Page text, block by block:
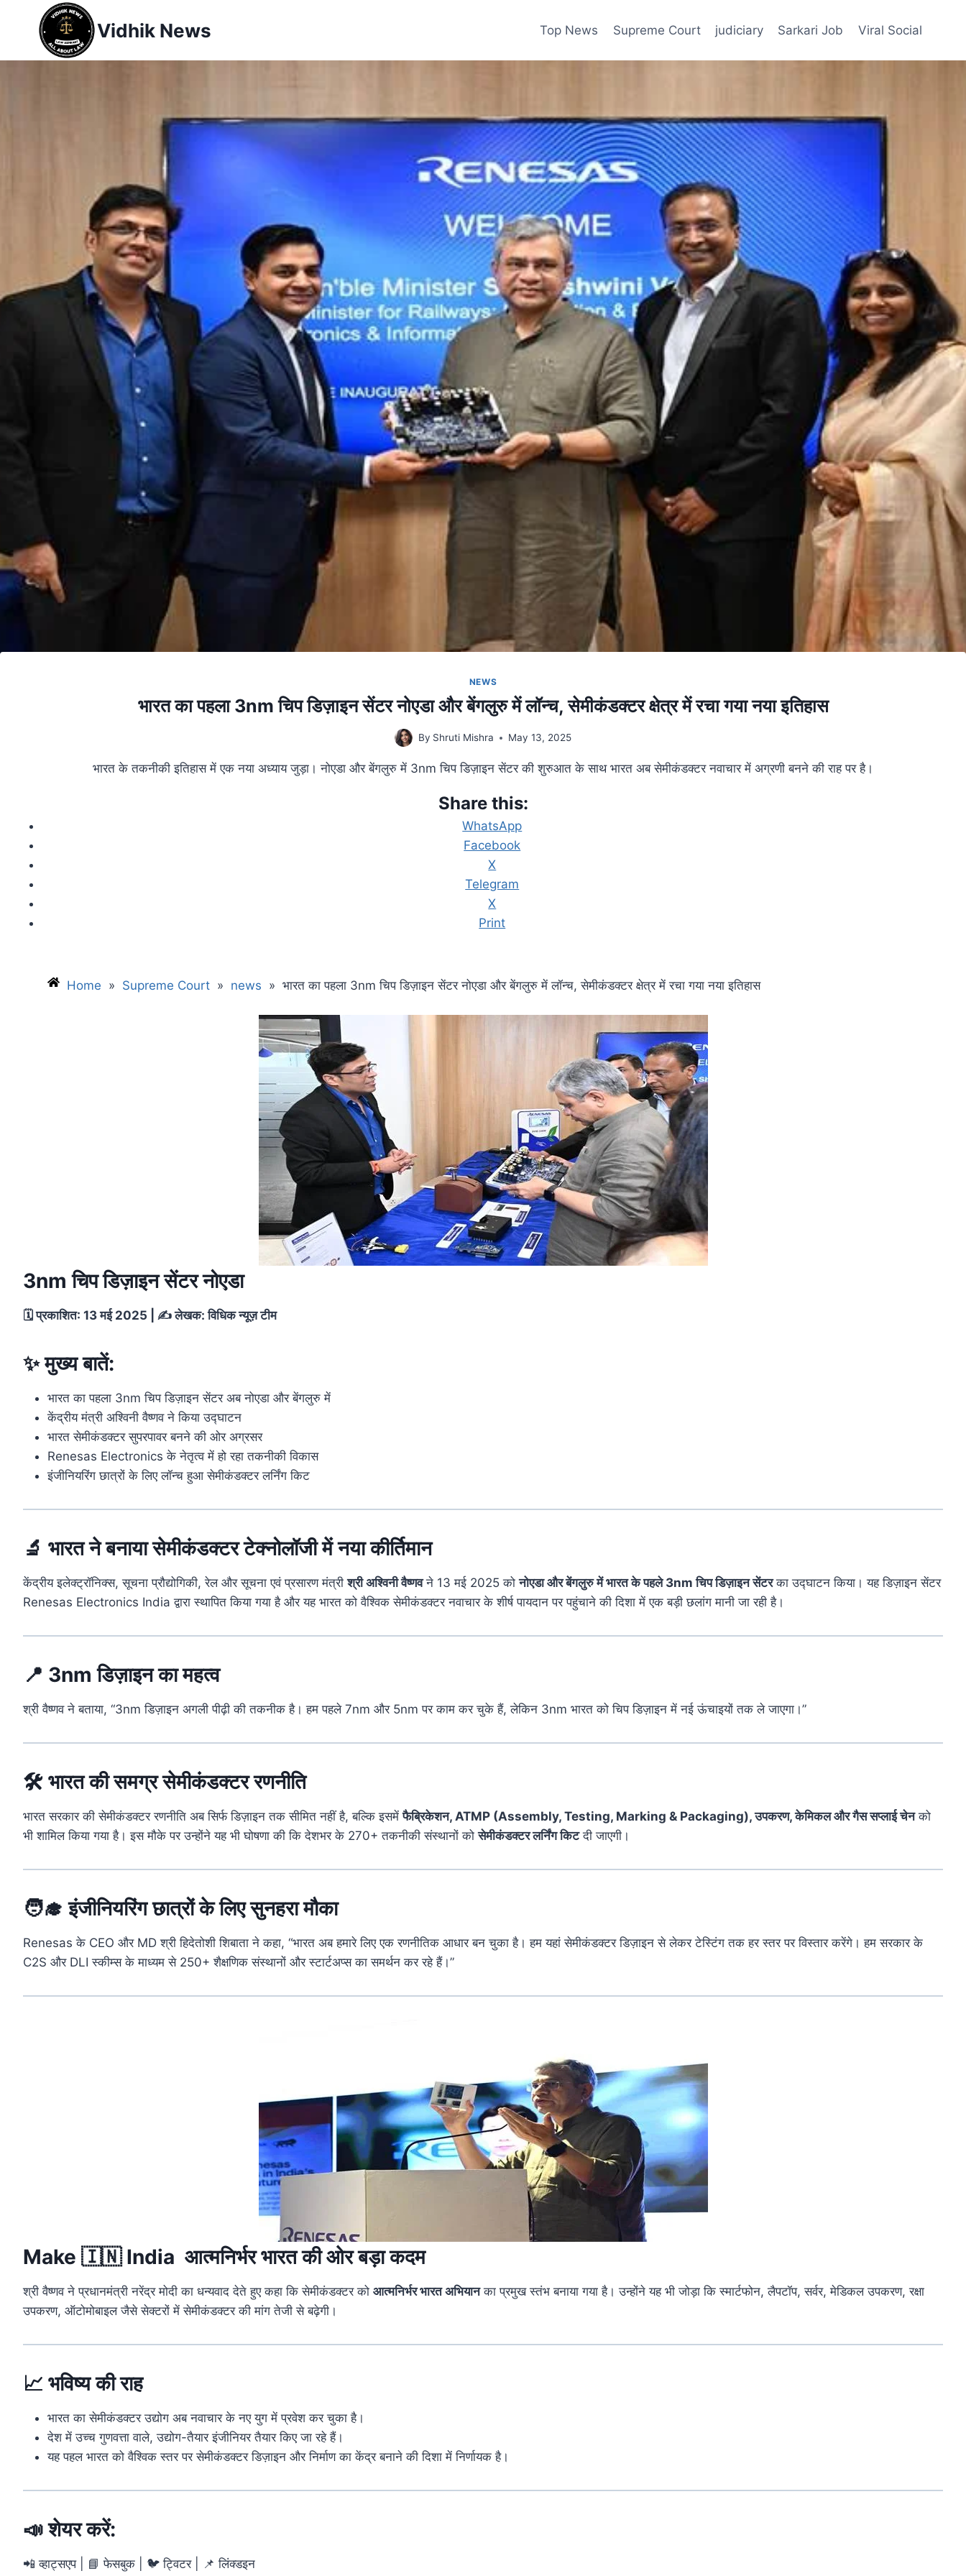
Vidhik News Top News Supreme Court judiciary Sarkari Job Viral Social
NEWS
भारत का पहला 3nm चिप डिज़ाइन सेंटर नोएडा और बेंगलुरु में लॉन्च, सेमीकंडक्टर क्षेत्र में रचा गया नया इतिहास
By Shruti Mishra May 13, 2025
भारत के तकनीकी इतिहास में एक नया अध्याय जुड़ा। नोएडा और बेंगलुरु में 3nm चिप डिज़ाइन सेंटर की शुरुआत के साथ भारत अब सेमीकंडक्टर नवाचार में अग्रणी बनने की राह पर है।
Share this:
WhatsApp
Facebook
X
Telegram
X
Print
Home » Supreme Court » news » भारत का पहला 3nm चिप डिज़ाइन सेंटर नोएडा और बेंगलुरु में लॉन्च, सेमीकंडक्टर क्षेत्र में रचा गया नया इतिहास
3nmचिपडिज़ाइनसेंटरनोएडा
🗓️प्रकाशित: 13मई 2025 | ✍️लेखक:विधिकन्यूज़टीम
✨मुख्यबातें:
भारतकापहला 3nmचिपडिज़ाइनसेंटर अबनोएडा औरबेंगलुरुमें
केंद्रीयमंत्री अश्विनीवैष्णवनेकियाउद्घाटन
भारतसेमीकंडक्टरसुपरपावरबननेकी ओर अग्रसर
Renesas Electronicsकेनेतृत्वमेंहोरहातकनीकीविकास
इंजीनियरिंगछात्रोंकेलिएलॉन्चहुआसेमीकंडक्टरलर्निंगकिट
🔬 भारतनेबनायासेमीकंडक्टरटेक्नोलॉजीमेंनयाकीर्तिमान
केंद्रीयइलेक्ट्रॉनिक्स,सूचनाप्रौद्योगिकी,रेल औरसूचनाएवंप्रसारणमंत्रीश्रीअश्विनीवैष्णव ने 13मई 2025कोनोएडाऔरबेंगलुरुमेंभारतकेपहले 3nmचिपडिज़ाइनसेंटर काउद्घाटनकिया।यहडिज़ाइनसेंटर
Renesas Electronics Indiaद्वारास्थापितकियागयाहै औरयह भारतकोवैश्विकसेमीकंडक्टरनवाचारकेशीर्षपायदानपरपहुंचानेकीदिशामेंएकबड़ीछलांगमानीजारहीहै।
📍 3nmडिज़ाइनकामहत्व
श्रीवैष्णवनेबताया, “3nmडिज़ाइन अगलीपीढ़ीकीतकनीकहै।हमपहले 7nm और 5nmपरकामकरचुकेहैं,लेकिन 3nm भारतकोचिपडिज़ाइनमेंनईऊंचाइयोंतकलेजाएगा।”
🛠️ भारतकीसमग्रसेमीकंडक्टररणनीति
भारतसरकारकीसेमीकंडक्टररणनीति अबसिर्फडिज़ाइनतकसीमितनहींहै,बल्किइसमेंफैब्रिकेशन, ATMP (Assembly, Testing, Marking & Packaging),उपकरण,केमिकलऔरगैससप्लाईचेन को
भीशामिलकियागयाहै।इसमौकेपरउन्होंनेयह भीघोषणाकीकिदेशभरके 270+तकनीकीसंस्थानोंकोसेमीकंडक्टरलर्निंगकिट दीजाएगी।
🧑‍🎓इंजीनियरिंगछात्रोंकेलिएसुनहरामौका
Renesasके CEO और MDश्रीहिदेतोशीशिबातानेकहा, “भारत अबहमारेलिएएकरणनीतिक आधारबनचुकाहै।हमयहांसेमीकंडक्टरडिज़ाइनसेलेकरटेस्टिंगतकहरस्तरपरविस्तारकरेंगे।हमसरकारके
C2S और DLIस्कीम्सकेमाध्यमसे 250+शैक्षणिकसंस्थानों औरस्टार्टअप्सकासमर्थनकररहेहैं।”
Make 🇮🇳 India आत्मनिर्भरभारतकीओरबड़ाकदम
श्रीवैष्णवनेप्रधानमंत्रीनरेंद्रमोदीका धन्यवाददेतेहुएकहाकिसेमीकंडक्टरको आत्मनिर्भरभारतअभियान काप्रमुखस्तंभबनायागयाहै।उन्होंनेयह भीजोड़ाकिस्मार्टफोन,लैपटॉप,सर्वर,मेडिकलउपकरण,रक्षा
उपकरण, ऑटोमोबाइलजैसेसेक्टरोंमेंसेमीकंडक्टरकीमांगतेजीसेबढ़ेगी।
📈 भविष्यकीराह
भारतकासेमीकंडक्टरउद्योग अबनवाचारकेनएयुगमेंप्रवेशकरचुकाहै।
देशमेंउच्चगुणवत्तावाले,उद्योग-तैयारइंजीनियरतैयारकिएजारहेहैं।
यहपहल भारतकोवैश्विकस्तरपरसेमीकंडक्टरडिज़ाइन औरनिर्माणकाकेंद्रबनानेकीदिशामेंनिर्णायकहै।
📣शेयरकरें:
📲व्हाट्सएप | 📘फेसबुक | 🐦ट्विटर | 📌लिंक्डइन